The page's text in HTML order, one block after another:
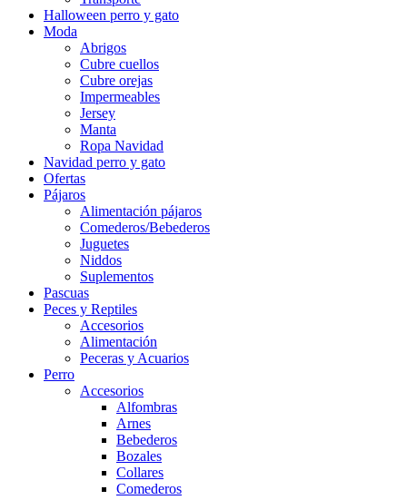
Halloween perro y gato
Moda
Abrigos
Cubre cuellos
Cubre orejas
Impermeables
Jersey
Manta
Ropa Navidad
Navidad perro y gato
Ofertas
Pájaros
Alimentación pájaros
Comederos/Bebederos
Juguetes
Niddos
Suplementos
Pascuas
Peces y Reptiles
Accesorios
Alimentación
Peceras y Acuarios
Perro
Accesorios
Alfombras
Arnes
Bebederos
Bozales
Collares
Comederos